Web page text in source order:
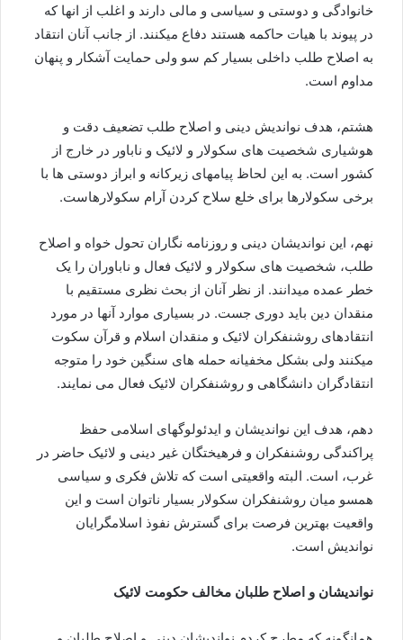
خانوادگی و دوستی و سیاسی و مالی دارند و اغلب از انها که
در پیوند با هیات حاکمه هستند دفاع میکنند. از جانب آنان انتقاد
به اصلاح طلب داخلی بسیار کم سو ولی حمایت آشکار و پنهان
مداوم است.
هشتم، هدف نواندیش دینی و اصلاح طلب تضعیف دقت و
هوشیاری شخصیت های سکولار و لائیک و ناباور در خارج از
کشور است. به این لحاظ پیامهای زیرکانه و ابراز دوستی ها با
برخی سکولارها برای خلع سلاح کردن آرام سکولارهاست.
نهم، این نواندیشان دینی و روزنامه نگاران تحول خواه و اصلاح
طلب، شخصیت های سکولار و لائیک فعال و ناباوران را یک
خطر عمده میدانند. از نظر آنان از بحث نظری مستقیم با
منقدان دین باید دوری جست. در بسیاری موارد آنها در مورد
انتقادهای روشنفکران لائیک و منقدان اسلام و قرآن سکوت
میکنند ولی بشکل مخفیانه حمله های سنگین خود را متوجه
انتقادگران دانشگاهی و روشنفکران لائیک فعال می نمایند.
دهم، هدف این نواندیشان و ایدئولوگهای اسلامی حفظ
پراکندگی روشنفکران و فرهیختگان غیر دینی و لائیک حاضر در
غرب، است. البته واقعیتی است که تلاش فکری و سیاسی
همسو میان روشنفکران سکولار بسیار ناتوان است و این
واقعیت بهترین فرصت برای گسترش نفوذ اسلامگرایان
نواندیش است.
نواندیشان و اصلاح طلبان مخالف حکومت لائیک